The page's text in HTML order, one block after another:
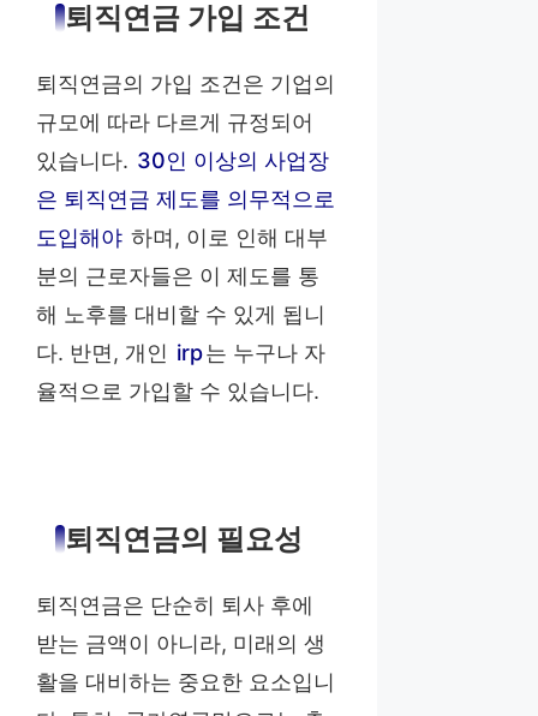
퇴직연금 가입 조건
퇴직연금의 가입 조건은 기업의
규모에 따라 다르게 규정되어
있습니다. 30인 이상의 사업장
은 퇴직연금 제도를 의무적으로
도입해야 하며, 이로 인해 대부
분의 근로자들은 이 제도를 통
해 노후를 대비할 수 있게 됩니
다. 반면, 개인 irp는 누구나 자
율적으로 가입할 수 있습니다.
퇴직연금의 필요성
퇴직연금은 단순히 퇴사 후에
받는 금액이 아니라, 미래의 생
활을 대비하는 중요한 요소입니